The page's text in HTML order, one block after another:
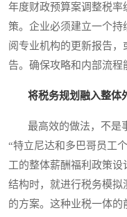
年度财政预算案调整税
策。企业必须建立一个
阅专业机构的更新报告
告。确保攻略和内部流程
将税务规划融入整体
最高效的做法，不是
“特立尼达和多巴哥员工
工的整体薪酬福利政策
结构时，就进行税务模
的方案。这种业税一体